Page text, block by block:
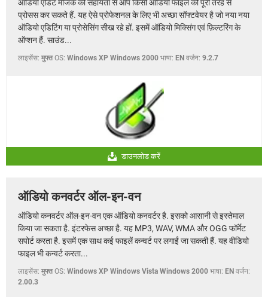
ऑडियो एडिट मैजिक की सहायता से आप किसी ऑडियो फाइल को पूरी तरह से
प्रोसस कर सकते हैं. यह ऐसे प्रोफेशनल के लिए भी अच्छा सॉफ्टवेयर है जो नया नया
ऑडियो एडिटिंग या प्रोसेसिंग सीख रहे हों. इसमें ऑडियो मिक्सिंग एवं फ़िल्टरिंग के
ऑप्शन हैं. साउंड...
लाइसेंस: मुफ्त OS: Windows XP Windows 2000 भाषा: EN वर्जन: 9.2.7
डाउनलोड करें
ऑडियो कनवर्टर ऑल-इन-वन
ऑडियो कनवर्टर ऑल-इन-वन एक ऑडियो कनवर्टर है. इसको आसानी से इस्तेमाल
किया जा सकता है. इंटरफेस अच्छा है. यह MP3, WAV, WMA और OGG फॉर्मेट
सपोर्ट करता है. इसमें एक साथ कई फाइलें कन्वर्ट पर लगाईं जा सकती हैं. यह वीडियो
फाइल भी कन्वर्ट करता...
लाइसेंस: मुफ्त OS: Windows XP Windows Vista Windows 2000 भाषा: EN वर्जन:
2.00.3